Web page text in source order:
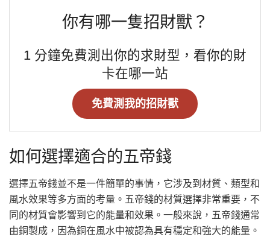
你有哪一隻招財獸？
1 分鐘免費測出你的求財型，看你的財
卡在哪一站
免費測我的招財獸
如何選擇適合的五帝錢
選擇五帝錢並不是一件簡單的事情，它涉及到材質、類型和
風水效果等多方面的考量。五帝錢的材質選擇非常重要，不
同的材質會影響到它的能量和效果。一般來說，五帝錢通常
由銅製成，因為銅在風水中被認為具有穩定和強大的能量。